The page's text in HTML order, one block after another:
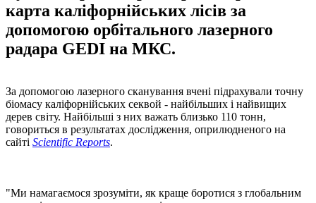
карта каліфорнійських лісів за
допомогою орбітального лазерного
радара GEDI на МКС.
За допомогою лазерного сканування вчені підрахували точну
біомасу каліфорнійських секвой - найбільших і найвищих
дерев світу. Найбільші з них важать близько 110 тонн,
говориться в результатах дослідження, оприлюдненого на
сайті Scientific Reports.
"Ми намагаємося зрозуміти, як краще боротися з глобальним